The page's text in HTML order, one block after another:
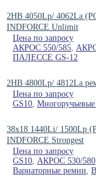
2HB 4050Lp/ 4062La
INDFORCE Unlimit
Цена по запросу
АКРОС 550/585
ПАЛЕССЕ GS-12
2HB 4800Lp/ 4812La
Цена по запросу
GS10
38x18 1440Li/ 1500Lp
INDFORCE Strongest
Цена по запросу
GS10 АКРОС 530/580
Вариаторные ремни